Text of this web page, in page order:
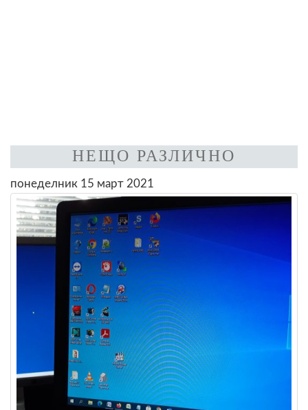
НЕЩО РАЗЛИЧНО
понеделник 15 март 2021